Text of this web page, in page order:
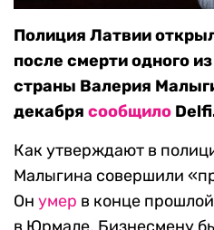
Полиция Латвии
после смерти одного
страны Валерия
декабря сообщило
Как утверждают в
Малыгина совершили
Он умер в конце